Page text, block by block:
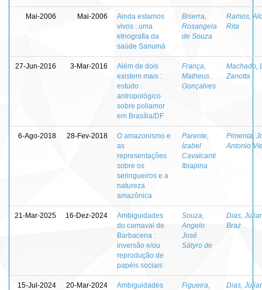
Mai-2006 Mai-2006
Ainda estamos
vivos : uma
etnografia da
saúde Sanumá
Biserra,
Rosangela
de Souza
Ramos,
Rita
27-Jun-2016 3-Mar-2016
Além de dois
existem mais :
estudo
antropológico
sobre poliamor
em Brasília/DF
França,
Matheus
Gonçalves
Machado,
Zanotta
6-Ago-2018 28-Fev-2018
O amazonismo e
as
representações
sobre os
seringueiros e a
natureza
amazônica
Parente,
Izabel
Cavalcanti
Ibiapina
Pimenta,
Antonio
21-Mar-2025 16-Dez-2024
Ambiguidades
do carnaval de
Barbacena :
inversão e/ou
reprodução de
papéis sociais
Souza,
Angelo
José
Sátyro de
Dias,
Braz
15-Jul-2024 20-Mar-2024
Ambiguidades
Figueira,
Dias,